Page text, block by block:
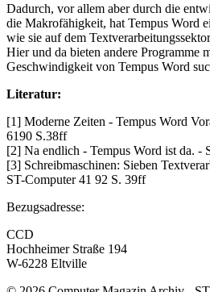
Dadurch, vor allem aber durch die
die Makrofähigkeit, hat Tempus Word
wie sie auf dem
Hier und da bieten andere Programme
Geschwindigkeit von Tempus Word
Literatur:
[1] Moderne Zeiten - Tempus Word
6190 S.38ff
[2] Na endlich - Tempus Word ist da. -
[3] Schreibmaschinen: Sieben
ST-Computer 41 92 S. 39ff
Bezugsadresse:
CCD
Hochheimer Straße 194
W-6228 Eltville